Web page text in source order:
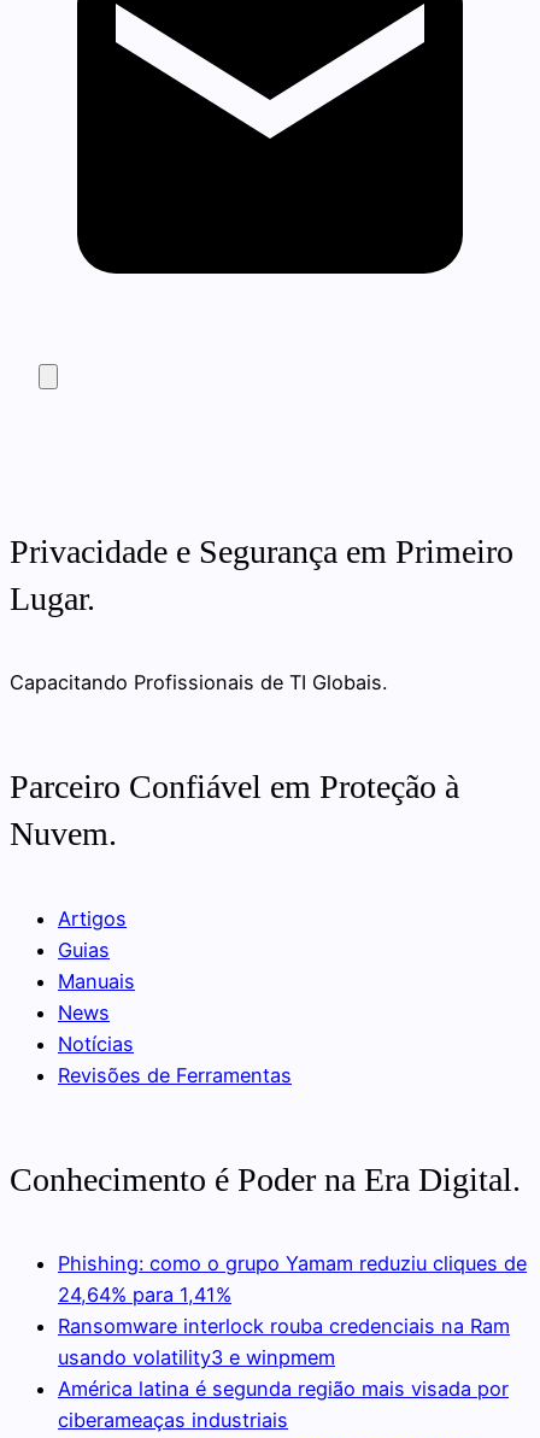
Privacidade e Segurança em Primeiro
Lugar.
Capacitando Profissionais de TI Globais.
Parceiro Confiável em Proteção à
Nuvem.
Artigos
Guias
Manuais
News
Notícias
Revisões de Ferramentas
Conhecimento é Poder na Era Digital.
Phishing: como o grupo Yamam reduziu cliques de
24,64% para 1,41%
Ransomware interlock rouba credenciais na Ram
usando volatility3 e winpmem
América latina é segunda região mais visada por
ciberameaças industriais